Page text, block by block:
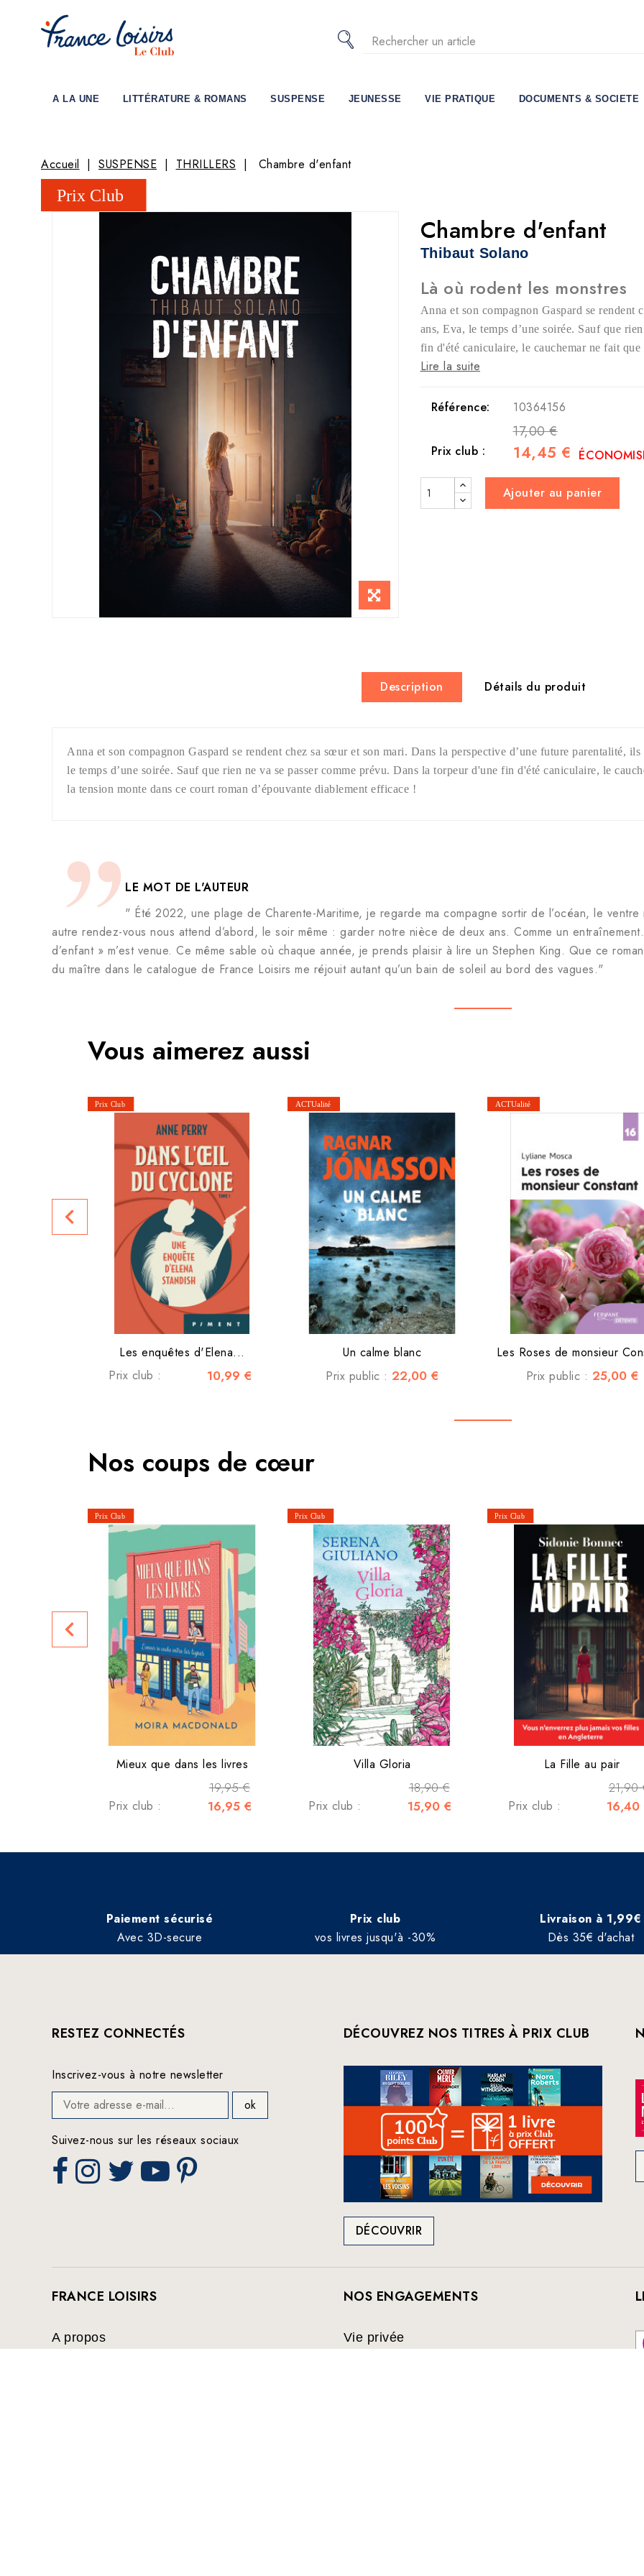
A LA UNE LITTÉRATURE & ROMANS SUSPENSE JEUNESSE VIE PRATIQUE DOCUMENTS & SOCIETE
Accueil SUSPENSE THRILLERS Chambre d'enfant
Chambre d'enfant
Thibaut Solano
Là où rodent les monstres
Anna et son compagnon Gaspard se
ans, Eva, le temps d’une soirée. Sauf que
fin d'été caniculaire, le cauchemar ne fait
Lire la suite
Référence: 10364156
17,00 €
Prix club : 14,45 €
Ajouter au panier
Description Détails du produit
Anna et son compagnon Gaspard se rendent chez sa sœur et son mari. Dans la perspective d’une future parentalité,
le temps d’une soirée. Sauf que rien ne va se passer comme prévu. Dans la torpeur d'une fin d'été caniculaire, le
la tension monte dans ce court roman d’épouvante diablement efficace !
LE MOT DE L'AUTEUR
" Été 2022, une plage de Charente-Maritime, je regarde ma compagne sortir de l’océan, le
autre rendez-vous nous attend d’abord, le soir même : garder notre nièce de deux ans. Comme un
d’enfant » m’est venue. Ce même sable où chaque année, je prends plaisir à lire un Stephen King. Que ce
du maître dans le catalogue de France Loisirs me réjouit autant qu’un bain de soleil au bord des vagues."
Vous aimerez aussi
Les enquêtes d'Elena...
Prix club :
10,99 €
Un calme blanc
Prix public : 22,00 €
Les Roses de monsieur
Prix public : 25,00 €
navigate_before
Nos coups de cœur
Mieux que dans les livres
19,95 €
Prix club : 16,95 €
Villa Gloria
18,90 €
Prix club : 15,90 €
La Fille au pair
21,90
Prix club : 16,40
navigate_before
Paiement sécurisé
Avec 3D-secure
Prix club
vos livres jusqu'à -30%
Livraison à 1,99€
Dès 35€ d'achat
RESTEZ CONNECTÉS
Inscrivez-vous à notre newsletter
Suivez-nous sur les réseaux sociaux
DÉCOUVREZ NOS TITRES À PRIX CLUB
DÉCOUVRIR
FRANCE LOISIRS
A propos
NOS ENGAGEMENTS
Vie privée